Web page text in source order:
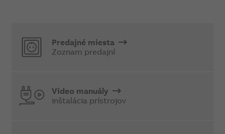
Predajné miesta
Zoznam predajní
Video manuály
inštalácia prístrojov